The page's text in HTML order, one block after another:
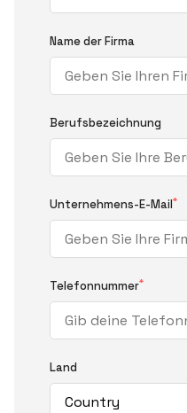
Name der Firma
Berufsbezeichnung
Unternehmens-E-Mail*
Telefonnummer*
Land